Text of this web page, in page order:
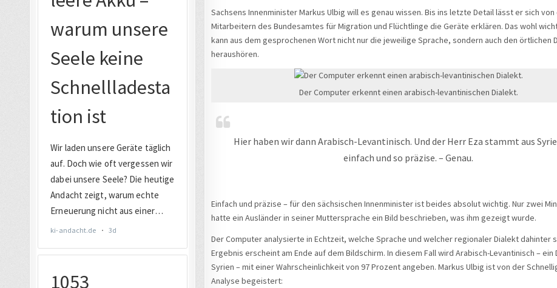
Sachsens Innenminister Markus Ulbig will es genau wissen. Bis ins letzte Detail lässt er sich von
Mitarbeitern des Bundesamtes für Migration und Flüchtlinge die Geräte erklären. Das wohl
kann aus dem gesprochenen Wort nicht nur die jeweilige Sprache, sondern auch den örtlichen
heraushören.
Der Computer erkennt einen arabisch-levantinischen Dialekt.
Hier haben wir dann Arabisch-Levantinisch. Und der Herr Eza stammt aus
einfach und so präzise. – Genau.
Einfach und präzise – für den sächsischen Innenminister ist beides absolut wichtig. Nur zwei
hatte ein Ausländer in seiner Muttersprache ein Bild beschrieben, was ihm gezeigt wurde.
Der Computer analysierte in Echtzeit, welche Sprache und welcher regionaler Dialekt dahinter
Ergebnis erscheint am Ende auf dem Bildschirm. In diesem Fall wird Arabisch-Levantinisch – ein
Syrien – mit einer Wahrscheinlichkeit von 97 Prozent angeben. Markus Ulbig ist von der
Analyse begeistert: